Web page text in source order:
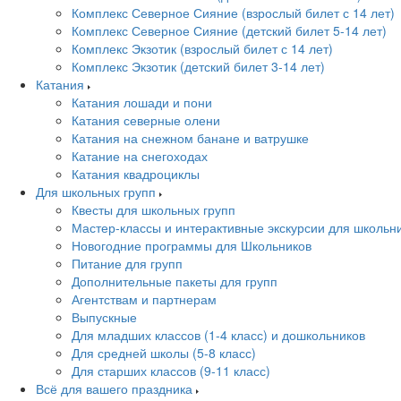
Комплекс Северное Сияние (взрослый билет с 14 лет)
Комплекс Северное Сияние (детский билет 5-14 лет)
Комплекс Экзотик (взрослый билет с 14 лет)
Комплекс Экзотик (детский билет 3-14 лет)
Катания
Катания лошади и пони
Катания северные олени
Катания на снежном банане и ватрушке
Катание на снегоходах
Катания квадроциклы
Для школьных групп
Квесты для школьных групп
Мастер-классы и интерактивные экскурсии для
Новогодние программы для Школьников
Питание для групп
Дополнительные пакеты для групп
Агентствам и партнерам
Выпускные
Для младших классов (1-4 класс) и дошкольников
Для средней школы (5-8 класс)
Для старших классов (9-11 класс)
Всё для вашего праздника